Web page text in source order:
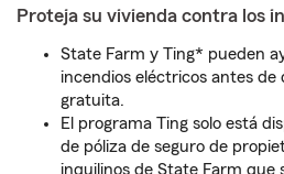
Proteja su vivienda contra los
State Farm y Ting* pueden
incendios eléctricos antes
gratuita.
El programa Ting solo está
de póliza de seguro de
inquilinos de State Farm que